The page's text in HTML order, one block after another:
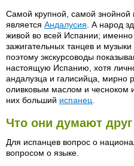
Самой крупной, самой
является Андалусия . А народ
живой во всей Испании;
зажигательных танцев и
поэтому экскурсоводы
настоящую Испанию, хотя
андалузца и галисийца, мирно
оливковым маслом и чесноком
них больший испанец
Что они думают друг
Для испанцев вопрос о
вопросом о языке.